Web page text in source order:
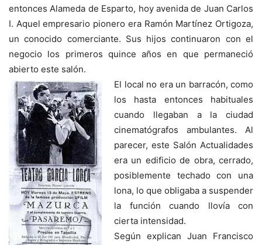
entonces Alameda de Esparto, hoy avenida de Juan Carlos
I. Aquel empresario pionero era Ramón Martínez Ortigoza,
un conocido comerciante. Sus hijos continuaron con el
negocio los primeros quince años en que permaneció
abierto este salón.
El local no era un barracón, como
los hasta entonces habituales
cuando llegaban a la ciudad
cinematógrafos ambulantes. Al
parecer, este Salón Actualidades
era un edificio de obra, cerrado,
posiblemente techado con una
lona, lo que obligaba a suspender
la función cuando llovía con
cierta intensidad.
Según explican Juan Francisco